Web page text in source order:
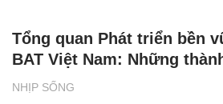
NHỊP SỐNG
Tổng quan Phát triển bền
BAT Việt Nam: Những